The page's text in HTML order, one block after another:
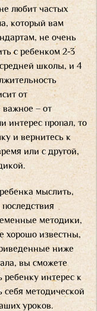
любит частых
который вам
не очень
с ребенком 2-3
школы, и 4
от
важное – от
интерес пропал, то
и вернитесь к
или с другой,
мыслить,
методики,
хорошо известны,
ниже
вы сможете
ребенку интерес к
себя методической
уроков.